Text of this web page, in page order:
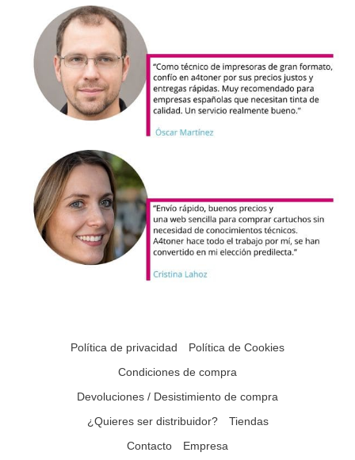
Política de privacidad
Política de Cookies
Condiciones de compra
Devoluciones / Desistimiento de compra
¿Quieres ser distribuidor?
Tiendas
Contacto
Empresa